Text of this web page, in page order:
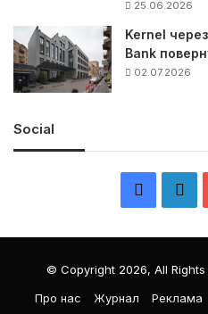
25.06.2026
Kernel
Bank
02.07.2026
Social
e
k
© Copyright 2026, All
Про нас
Журнал Реклама